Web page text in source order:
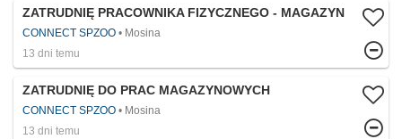
ZATRUDNIĘ PRACOWNIKA FIZYCZNEGO - MAGAZYN
CONNECT SPZOO
Mosina
13 dni temu
ZATRUDNIĘ DO PRAC MAGAZYNOWYCH
CONNECT SPZOO
Mosina
13 dni temu